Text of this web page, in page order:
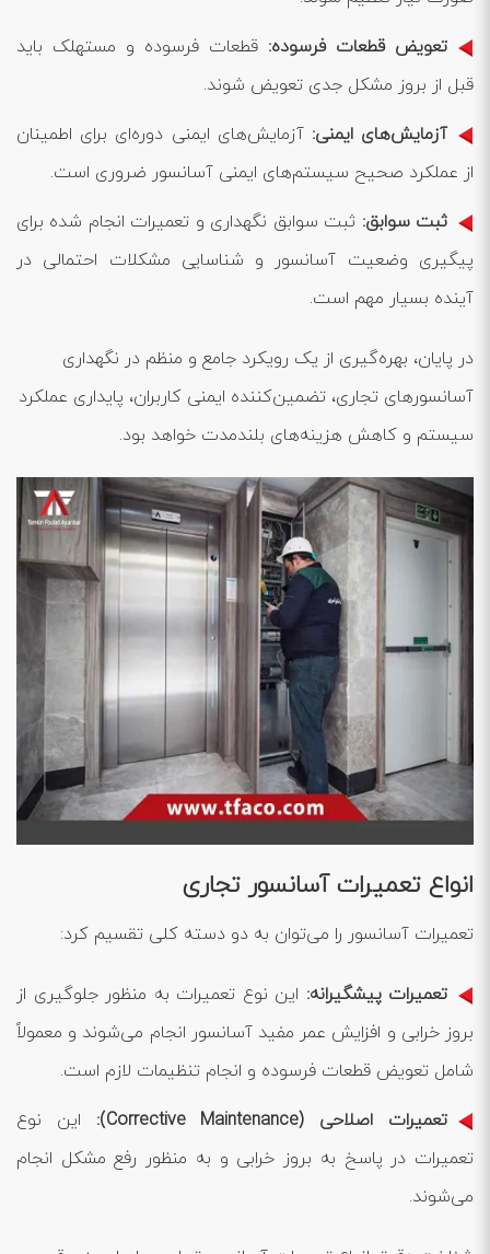
تعویض قطعات فرسوده: قطعات فرسوده و مستهلک باید
قبل از بروز مشکل جدی تعویض شوند.
آزمایش‌های ایمنی: آزمایش‌های ایمنی دوره‌ای برای اطمینان
از عملکرد صحیح سیستم‌های ایمنی آسانسور ضروری است.
ثبت سوابق: ثبت سوابق نگهداری و تعمیرات انجام شده برای
پیگیری وضعیت آسانسور و شناسایی مشکلات احتمالی در
آینده بسیار مهم است.
در پایان، بهره‌گیری از یک رویکرد جامع و منظم در نگهداری
آسانسورهای تجاری، تضمین‌کننده ایمنی کاربران، پایداری عملکرد
سیستم و کاهش هزینه‌های بلندمدت خواهد بود.
انواع تعمیرات آسانسور تجاری
تعمیرات آسانسور را می‌توان به دو دسته کلی تقسیم کرد:
تعمیرات پیشگیرانه: این نوع تعمیرات به منظور جلوگیری از
بروز خرابی و افزایش عمر مفید آسانسور انجام می‌شوند و معمولاً
شامل تعویض قطعات فرسوده و انجام تنظیمات لازم است.
تعمیرات اصلاحی (Corrective Maintenance)
: این نوع
تعمیرات در پاسخ به بروز خرابی و به منظور رفع مشکل انجام
می‌شوند.